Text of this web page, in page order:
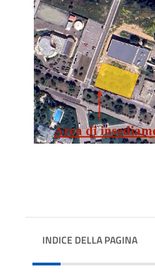
INDICE DELLA PAGINA